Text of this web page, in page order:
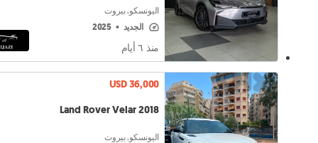
اليونسكو, بيروت
الجديد •
2025
منذ ٦ أيام
USD 36,000
Land Rover Velar 2018
اليونسكو, بيروت